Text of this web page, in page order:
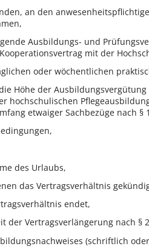
an den
Ausbildungs- und
mit der
oder wöchentlichen
Höhe der Ausbildungsvergütung
hochschulischen
etwaiger Sachbezüge nach §
des Urlaubs,
das Vertragsverhältnis
endet,
der Vertragsverlängerung nach §
(schriftlich